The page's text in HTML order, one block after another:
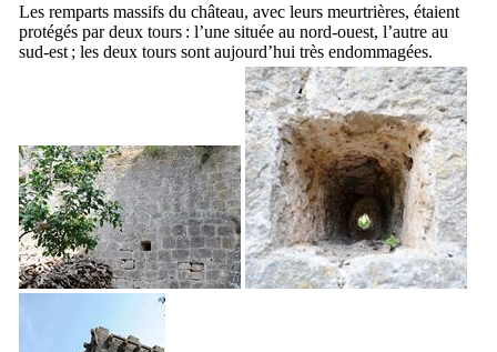
Les remparts massifs du château, avec leurs meurtrières, étaient
protégés par deux tours : l’une située au nord-ouest, l’autre au
sud-est ; les deux tours sont aujourd’hui très endommagées.